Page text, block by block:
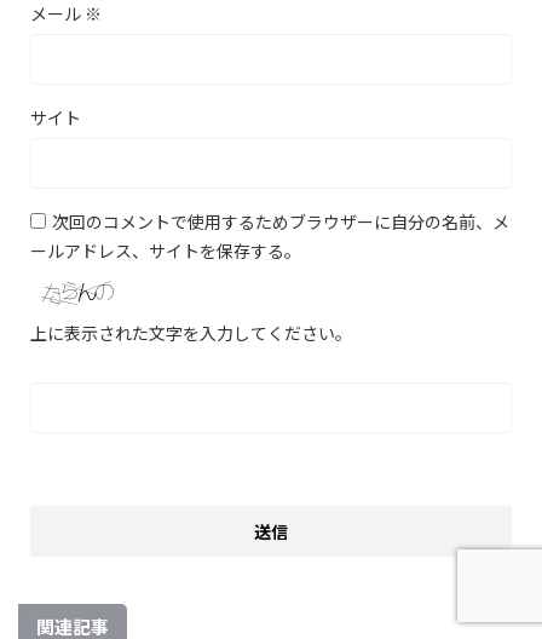
メール ※
サイト
次回のコメントで使用するためブラウザーに自分の名前、メ
ールアドレス、サイトを保存する。
上に表示された文字を入力してください。
関連記事